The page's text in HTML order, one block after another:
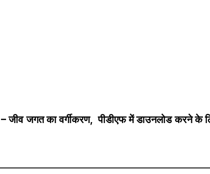
जीव जगत का वर्गीकरण, पीडीएफ में डाउनलोड करने के